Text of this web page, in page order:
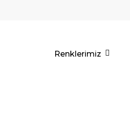
Renklerimiz